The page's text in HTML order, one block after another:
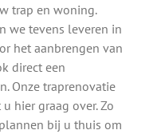
trap en woning.
we tevens leveren in
het aanbrengen van
direct een
Onze traprenovatie
hier graag over. Zo
bij u thuis om